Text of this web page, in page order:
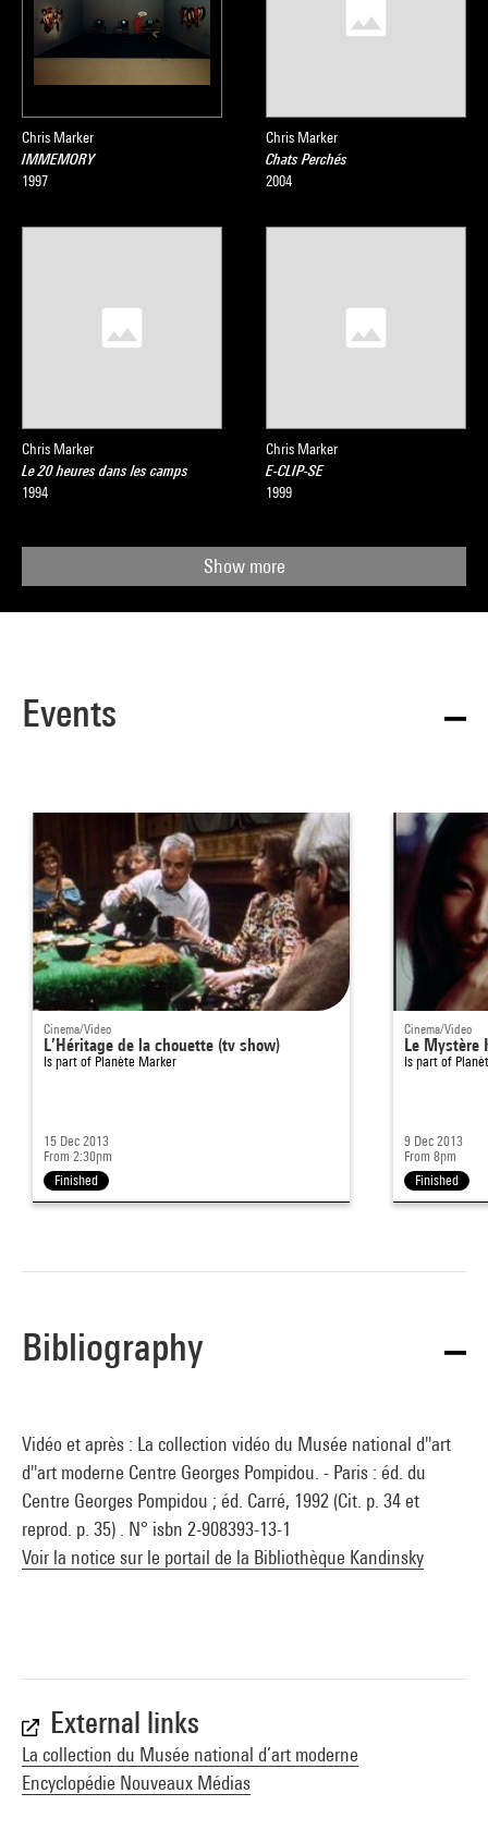
Chris Marker
IMMEMORY
1997
Chris Marker
Chats Perchés
2004
Chris Marker
Le 20 heures dans les camps
1994
Chris Marker
E-CLIP-SE
1999
Show more
Events
Cinema/Video
L’Héritage de la chouette (tv show)
Is part of Planète Marker
15 Dec 2013
From 2:30pm
Finished
Cinema/Video
Le Mystère
Is part of
9 Dec 2013
From 8pm
Finished
Bibliography
Vidéo et après : La collection vidéo du Musée national d''art
d''art moderne Centre Georges Pompidou. - Paris : éd. du
Centre Georges Pompidou ; éd. Carré, 1992 (Cit. p. 34 et
reprod. p. 35) . N° isbn 2-908393-13-1
Voir la notice sur le portail de la Bibliothèque Kandinsky
External links
La collection du Musée national d’art moderne
Encyclopédie Nouveaux Médias